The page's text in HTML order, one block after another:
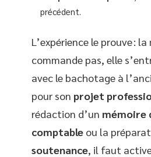
précédent.
L’expérience le prouve :
commande pas, elle
avec le bachotage à
pour son projet
rédaction d’un mémoire
comptable ou la
soutenance, il faut